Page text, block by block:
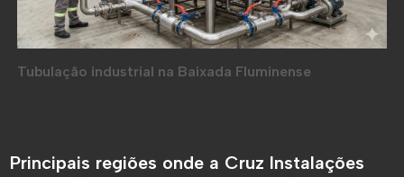
Tubulação industrial na Baixada Fluminense
Principais regiões onde a Cruz Instalações